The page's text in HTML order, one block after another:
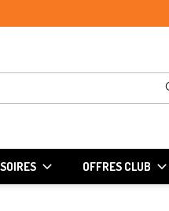
OFFRES CLUB